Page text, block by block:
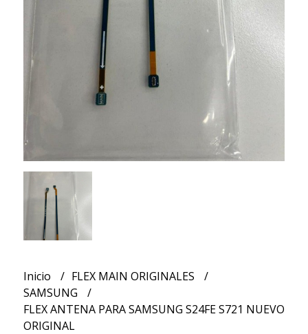
Inicio
FLEX MAIN ORIGINALES
SAMSUNG
FLEX ANTENA PARA SAMSUNG S24FE S721 NUEVO
ORIGINAL